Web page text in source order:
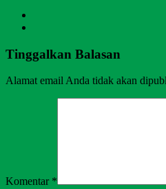
Tinggalkan Balasan
Alamat email Anda tidak akan
Komentar *